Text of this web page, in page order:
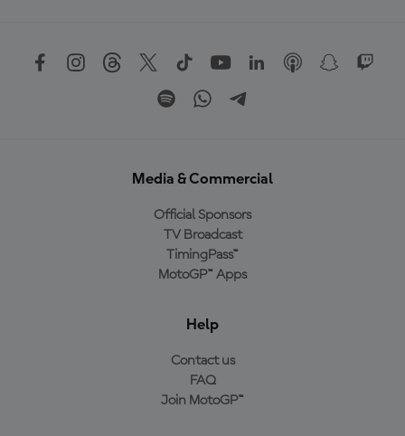
Media & Commercial
Official Sponsors
TV Broadcast
TimingPass™
MotoGP™ Apps
Help
Contact us
FAQ
Join MotoGP™